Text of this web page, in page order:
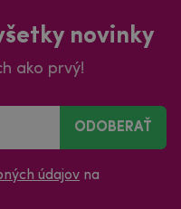
novinky
ako prvý!
ODOBERAŤ
údajov na